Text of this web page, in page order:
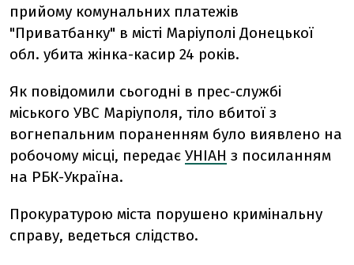
прийому комунальних платежів
"Приватбанку" в місті Маріуполі Донецької
обл. убита жінка-касир 24 років.
Як повідомили сьогодні в прес-службі
міського УВС Маріуполя, тіло вбитої з
вогнепальним пораненням було виявлено на
робочому місці, передає УНІАН з посиланням
на РБК-Україна.
Прокуратурою міста порушено кримінальну
справу, ведеться слідство.